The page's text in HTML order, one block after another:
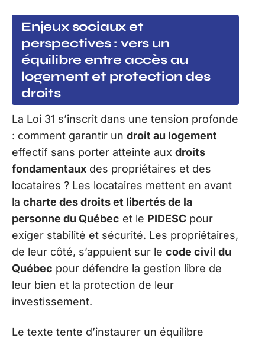
Enjeux sociaux et
perspectives : vers un
équilibre entre accès au
logement et protection des
droits
La Loi 31 s’inscrit dans une tension profonde
: comment garantir un droit au logement
effectif sans porter atteinte aux droits
fondamentaux des propriétaires et des
locataires ? Les locataires mettent en avant
la charte des droits et libertés de la
personne du Québec et le PIDESC pour
exiger stabilité et sécurité. Les propriétaires,
de leur côté, s’appuient sur le code civil du
Québec pour défendre la gestion libre de
leur bien et la protection de leur
investissement.
Le texte tente d’instaurer un équilibre